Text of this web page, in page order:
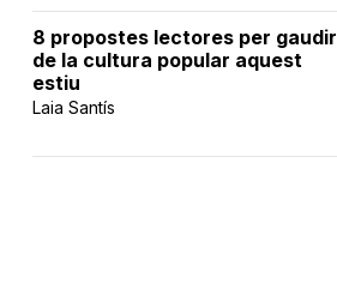
8 propostes lectores per gaudir
de la cultura popular aquest
estiu
Laia Santís